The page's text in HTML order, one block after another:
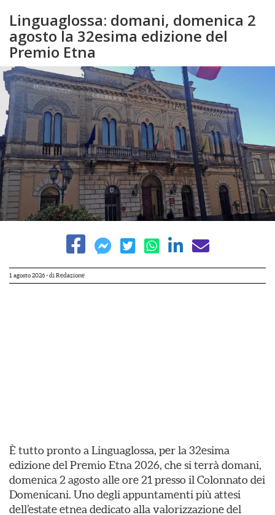
Linguaglossa: domani, domenica 2
agosto la 32esima edizione del
Premio Etna
1 agosto 2026- di Redazione
È tutto pronto a Linguaglossa, per la 32esima
edizione del Premio Etna 2026, che si terrà domani,
domenica 2 agosto alle ore 21 presso il Colonnato dei
Domenicani. Uno degli appuntamenti più attesi
dell’estate etnea dedicato alla valorizzazione del